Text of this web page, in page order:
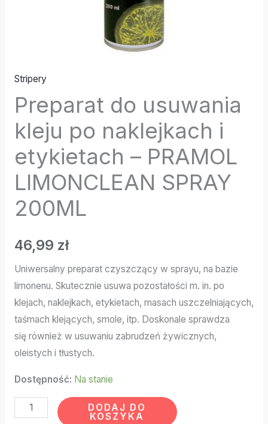
Stripery
Preparat do usuwania
kleju po naklejkach i
etykietach – PRAMOL
LIMONCLEAN SPRAY
200ML
46,99 zł
Uniwersalny preparat czyszczący w sprayu, na bazie
limonenu. Skutecznie usuwa pozostałości m. in. po
klejach, naklejkach, etykietach, masach uszczelniających,
taśmach klejących, smole, itp. Doskonale sprawdza
się również w usuwaniu zabrudzeń żywicznych,
oleistych i tłustych.
Dostępność: Na stanie
DODAJ DO
KOSZYKA